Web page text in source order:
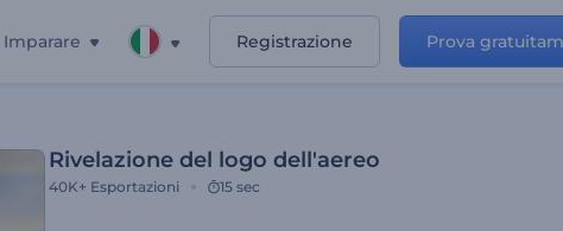
Imparare Registrazione Prova
Rivelazione del logo dell'aereo
40K+ Esportazioni 15 sec